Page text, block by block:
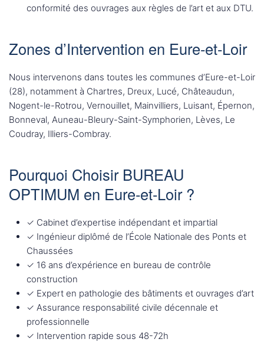
conformité des ouvrages aux règles de l’art et aux DTU.
Zones d’Intervention en Eure-et-Loir
Nous intervenons dans toutes les communes d’Eure-et-Loir
(28), notamment à Chartres, Dreux, Lucé, Châteaudun,
Nogent-le-Rotrou, Vernouillet, Mainvilliers, Luisant, Épernon,
Bonneval, Auneau-Bleury-Saint-Symphorien, Lèves, Le
Coudray, Illiers-Combray.
Pourquoi Choisir BUREAU
OPTIMUM en Eure-et-Loir ?
✓ Cabinet d’expertise indépendant et impartial
✓ Ingénieur diplômé de l’École Nationale des Ponts et
Chaussées
✓ 16 ans d’expérience en bureau de contrôle
construction
✓ Expert en pathologie des bâtiments et ouvrages d’art
✓ Assurance responsabilité civile décennale et
professionnelle
✓ Intervention rapide sous 48-72h